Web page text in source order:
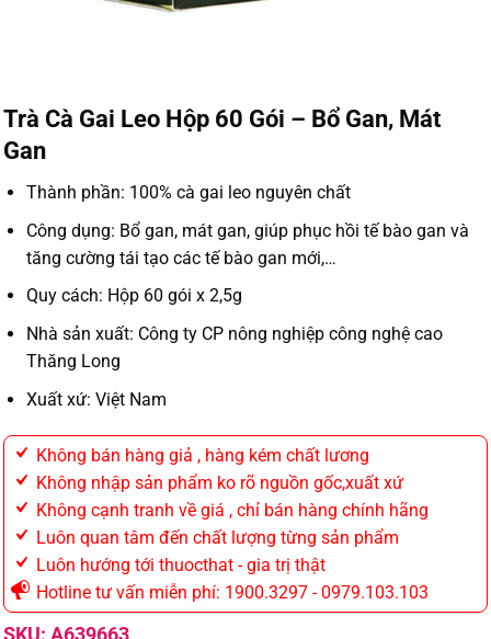
Trà Cà Gai Leo Hộp 60 Gói – Bổ Gan, Mát
Gan
Thành phần: 100% cà gai leo nguyên chất
Công dụng: Bổ gan, mát gan, giúp phục hồi tế bào gan và
tăng cường tái tạo các tế bào gan mới,…
Quy cách: Hộp 60 gói x 2,5g
Nhà sản xuất: Công ty CP nông nghiệp công nghệ cao
Thăng Long
Xuất xứ: Việt Nam
Không bán hàng giả , hàng kém chất lương
Không nhập sản phẩm ko rõ nguồn gốc,xuất xứ
Không cạnh tranh về giá , chỉ bán hàng chính hãng
Luôn quan tâm đến chất lượng từng sản phẩm
Luôn hướng tới thuocthat - gia trị thật
Hotline tư vấn miễn phí: 1900.3297 - 0979.103.103